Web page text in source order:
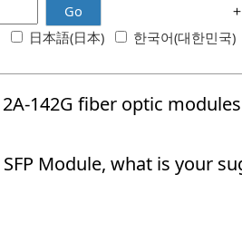
Go ＋
日本語(日本) 한국어(대한민국)